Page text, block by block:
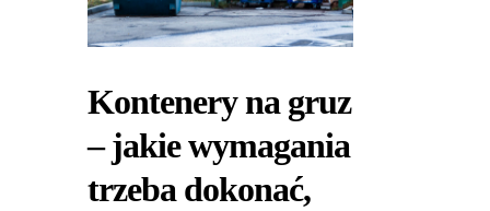
Kontenery na gruz
– jakie wymagania
trzeba dokonać,